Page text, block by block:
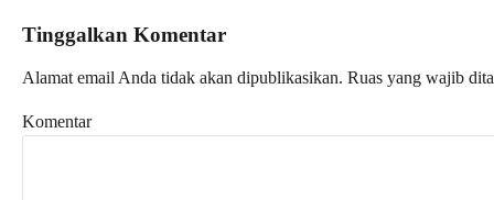
Tinggalkan Komentar
Alamat email Anda tidak akan dipublikasikan. Ruas yang wajib
Komentar